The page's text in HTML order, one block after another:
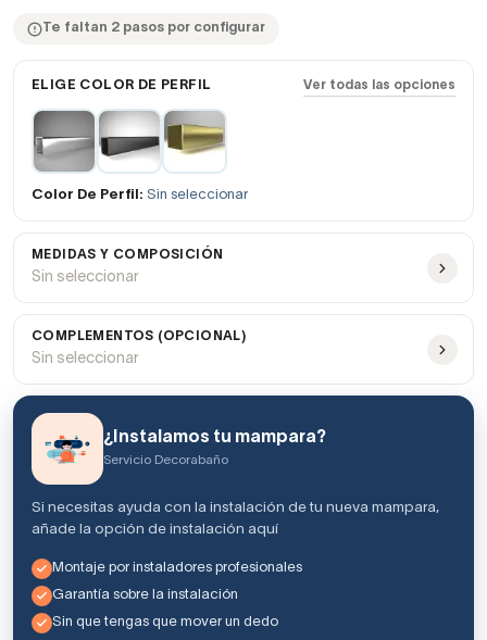
Te faltan 2 pasos por configurar
ELIGE COLOR DE PERFIL Ver todas las opciones
Color De Perfil: Sin seleccionar
MEDIDAS Y COMPOSICIÓN
Sin seleccionar
COMPLEMENTOS (OPCIONAL)
Sin seleccionar
¿Instalamos tu mampara?
Servicio Decorabaño
Si necesitas ayuda con la instalación de tu nueva mampara,
añade la opción de instalación aquí
Montaje por instaladores profesionales
Garantía sobre la instalación
Sin que tengas que mover un dedo